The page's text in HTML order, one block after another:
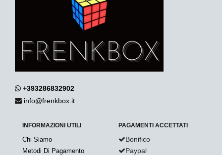
+393286832902
info@frenkbox.it
INFORMAZIONI UTILI
Chi Siamo
Metodi Di Pagamento
PAGAMENTI ACCETTATI
Bonifico
Paypal